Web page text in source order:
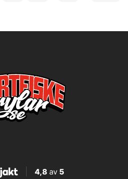
4,8av 5